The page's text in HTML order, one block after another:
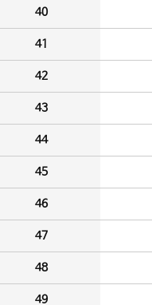
40
41
42
43
44
45
46
47
48
49